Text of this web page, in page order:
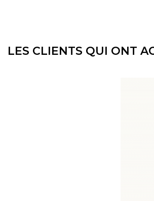
LES CLIENTS QUI ONT